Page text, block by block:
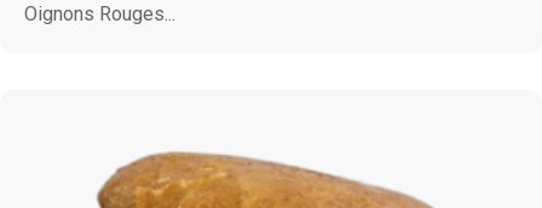
Oignons Rouges...